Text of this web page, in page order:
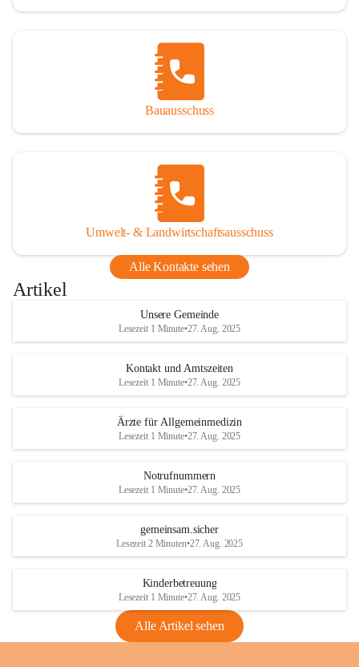
Bauausschuss
Umwelt- & Landwirtschaftsausschuss
Alle Kontakte sehen
Artikel
Unsere Gemeinde
Lesezeit 1 Minute•27. Aug. 2025
Kontakt und Amtszeiten
Lesezeit 1 Minute•27. Aug. 2025
Ärzte für Allgemeinmedizin
Lesezeit 1 Minute•27. Aug. 2025
Notrufnummern
Lesezeit 1 Minute•27. Aug. 2025
gemeinsam.sicher
Lesezeit 2 Minuten•27. Aug. 2025
Kinderbetreuung
Lesezeit 1 Minute•27. Aug. 2025
Alle Artikel sehen